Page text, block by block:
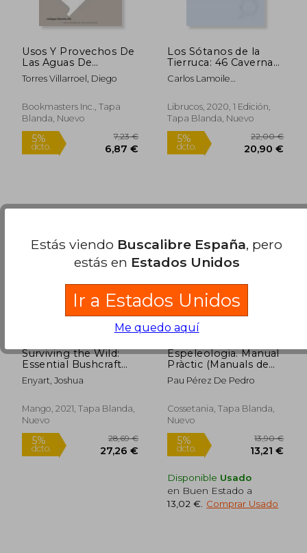
dcto. 38,00 € 70,64
Usos Y Provechos De
Las Aguas De
Tamames Y Banos De
Ledesma (Diferencias)
Torres Villarroel, Diego
Bookmasters Inc., Tapa
Blanda, Nuevo
Los Sótanos de la
Tierruca: 46 Cavernas
de Cantabria
Carlos Lamoile
Librucos, 2020, 1 Edición,
Tapa Blanda, Nuevo
Surviving the Wild:
Essential Bushcraft
and First aid Skills for
Surviving the Great
Survival) (en Inglés)
Enyart, Joshua
Mango, 2021, Tapa Blanda,
Nuevo
Espeleologia. Manual
Pràctic (Manuals de
muntanya)
Pau Pérez De Pedro
Cossetania, Tapa Blanda,
Nuevo
Disponible Usado
en Buen Estado a
13,02 € Comprar Usado
Estás viendo Buscalibre España, pero
estás en Estados Unidos
Ir a Estados Unidos
Me quedo aquí